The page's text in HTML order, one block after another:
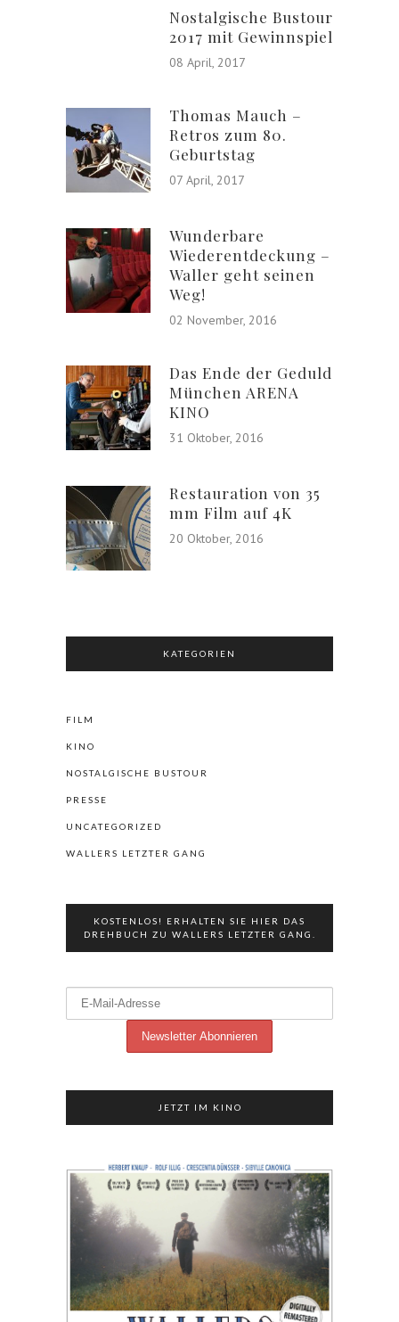
Nostalgische Bustour
2017 mit Gewinnspiel
08 April, 2017
Thomas Mauch –
Retros zum 80.
Geburtstag
07 April, 2017
Wunderbare
Wiederentdeckung –
Waller geht seinen
Weg!
02 November, 2016
Das Ende der Geduld
München ARENA
KINO
31 Oktober, 2016
Restauration von 35
mm Film auf 4K
20 Oktober, 2016
KATEGORIEN
FILM
KINO
NOSTALGISCHE BUSTOUR
PRESSE
UNCATEGORIZED
WALLERS LETZTER GANG
KOSTENLOS! ERHALTEN SIE HIER DAS
DREHBUCH ZU WALLERS LETZTER GANG.
JETZT IM KINO